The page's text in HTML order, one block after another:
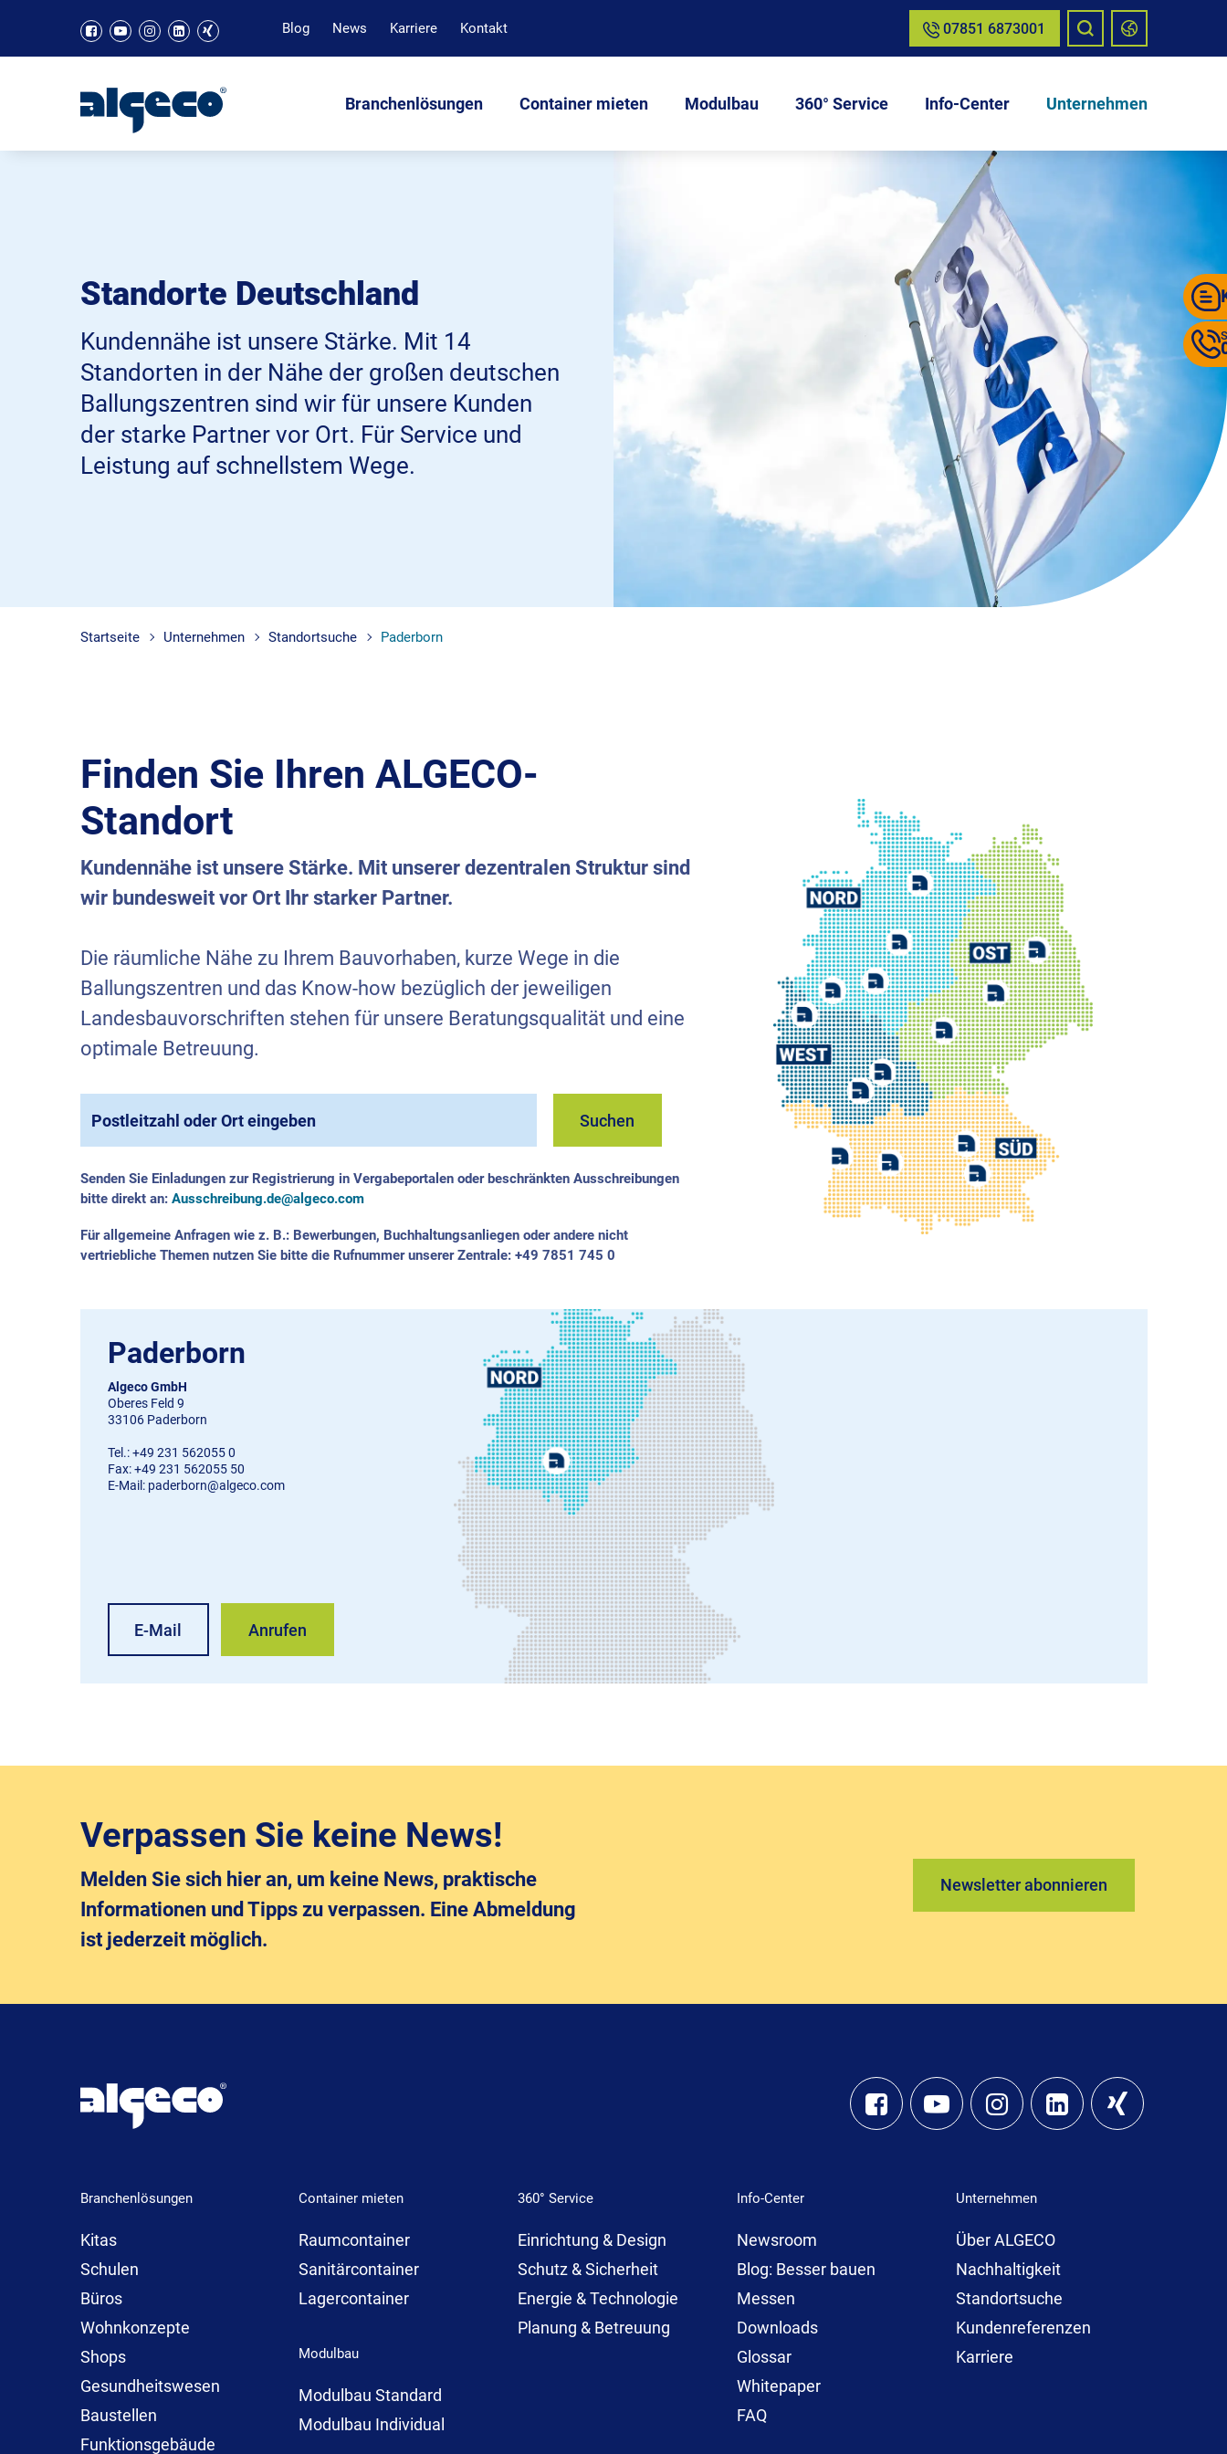
Blog News Karriere Kontakt 07851 6873001
Branchenlösungen Container mieten Modulbau 360° Service Info-Center Unternehmen
Standorte Deutschland
Kundennähe ist unsere Stärke. Mit 14
Standorten in der Nähe der großen deutschen
Ballungszentren sind wir für unsere Kunden
der starke Partner vor Ort. Für Service und
Leistung auf schnellstem Wege.
Startseite Unternehmen Standortsuche Paderborn
Finden Sie Ihren ALGECO-
Standort
Kundennähe ist unsere Stärke. Mit unserer dezentralen Struktur sind
wir bundesweit vor Ort Ihr starker Partner.
Die räumliche Nähe zu Ihrem Bauvorhaben, kurze Wege in die
Ballungszentren und das Know-how bezüglich der jeweiligen
Landesbauvorschriften stehen für unsere Beratungsqualität und eine
optimale Betreuung.
Suchen
Senden Sie Einladungen zur Registrierung in Vergabeportalen oder beschränkten Ausschreibungen
bitte direkt an: Ausschreibung.de@algeco.com
Für allgemeine Anfragen wie z. B.: Bewerbungen, Buchhaltungsanliegen oder andere nicht
vertriebliche Themen nutzen Sie bitte die Rufnummer unserer Zentrale: +49 7851 745 0
Paderborn
Algeco GmbH
Oberes Feld 9
33106 Paderborn
Tel.: +49 231 562055 0
Fax: +49 231 562055 50
E-Mail: paderborn@algeco.com
E-Mail Anrufen
Verpassen Sie keine News!
Melden Sie sich hier an, um keine News, praktische
Informationen und Tipps zu verpassen. Eine Abmeldung
ist jederzeit möglich.
Newsletter abonnieren
Branchenlösungen
Kitas
Schulen
Büros
Wohnkonzepte
Shops
Gesundheitswesen
Baustellen
Funktionsgebäude
Container mieten
Raumcontainer
Sanitärcontainer
Lagercontainer
Modulbau
Modulbau Standard
Modulbau Individual
360° Service
Einrichtung & Design
Schutz & Sicherheit
Energie & Technologie
Planung & Betreuung
Info-Center
Newsroom
Blog: Besser bauen
Messen
Downloads
Glossar
Whitepaper
FAQ
Unternehmen
Über ALGECO
Nachhaltigkeit
Standortsuche
Kundenreferenzen
Karriere